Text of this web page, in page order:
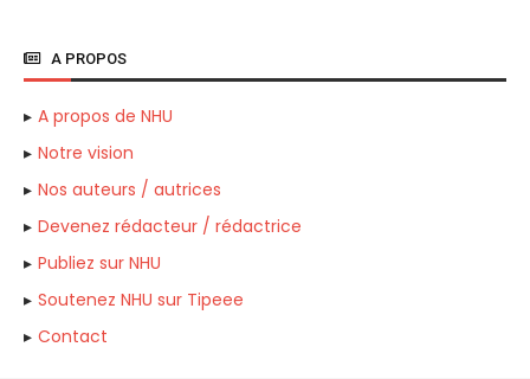
A PROPOS
A propos de NHU
Notre vision
Nos auteurs / autrices
Devenez rédacteur / rédactrice
Publiez sur NHU
Soutenez NHU sur Tipeee
Contact